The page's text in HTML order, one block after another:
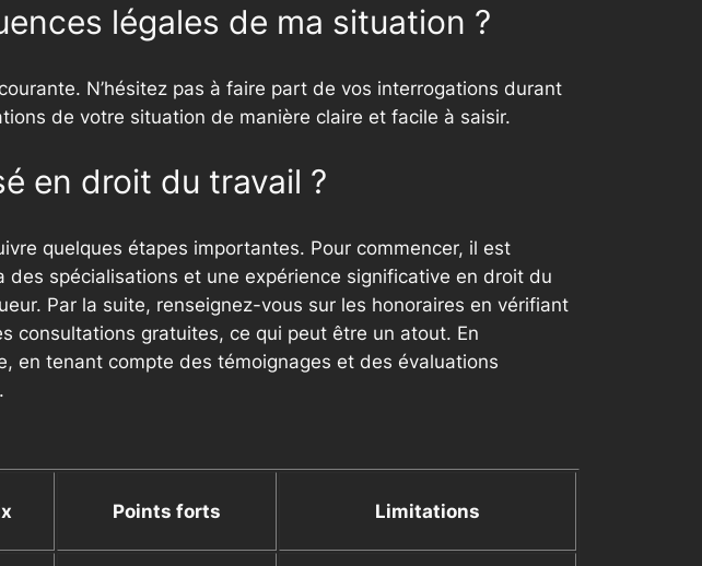
légales de ma situation ?
N’hésitez pas à faire part de vos interrogations durant
de votre situation de manière claire et facile à saisir.
en droit du travail ?
quelques étapes importantes. Pour commencer, il est
des spécialisations et une expérience significative en droit du
Par la suite, renseignez-vous sur les honoraires en vérifiant
consultations gratuites, ce qui peut être un atout. En
en tenant compte des témoignages et des évaluations
Points forts Limitations